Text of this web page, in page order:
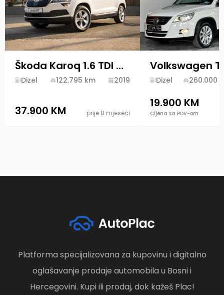
Škoda Karoq 1.6 TDI DSG 2019 Diesel
Dizel 122.795 km 2019
37.900 KM prije 8 mjeseci
Dizel 260.000
19.900 KM
Cijena sa PDV-om
Platforma specijalizovana za kupovinu i digitalno
oglašavanje prodaje automobila u Bosni i
Hercegovini. Kupi ili prodaj, dok kažeš Plac!